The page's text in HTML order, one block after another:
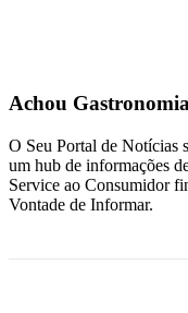
Achou
O Seu Portal de Notícias
um hub de informações
Service ao Consumidor
Vontade de Informar.